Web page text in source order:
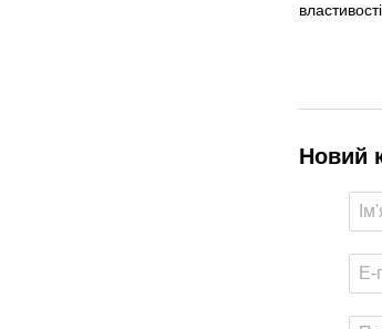
Новий